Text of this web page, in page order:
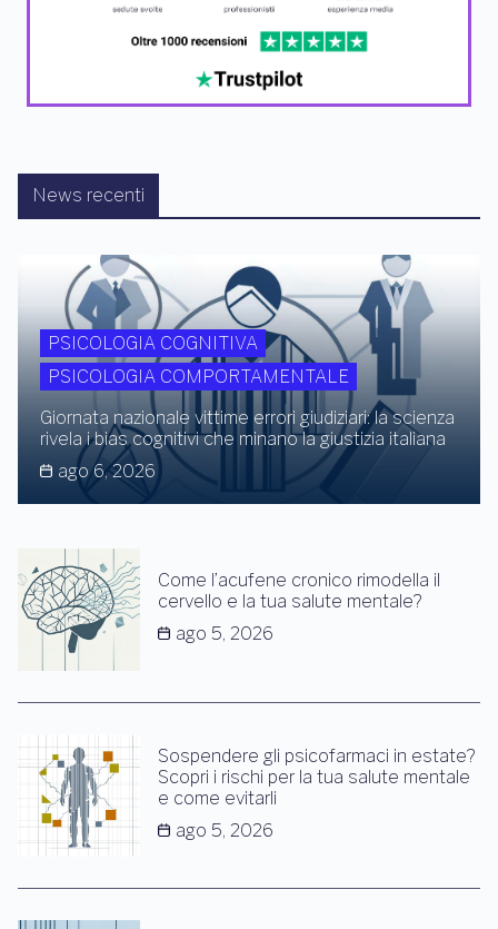
News recenti
PSICOLOGIA COGNITIVA
PSICOLOGIA COMPORTAMENTALE
Giornata nazionale vittime errori giudiziari: la scienza
rivela i bias cognitivi che minano la giustizia italiana
ago 6, 2026
Come l’acufene cronico rimodella il
cervello e la tua salute mentale?
ago 5, 2026
Sospendere gli psicofarmaci in estate?
Scopri i rischi per la tua salute mentale
e come evitarli
ago 5, 2026